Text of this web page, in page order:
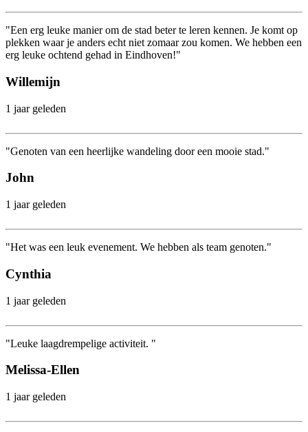
"Een erg leuke manier om de stad beter te leren kennen. Je komt op
plekken waar je anders echt niet zomaar zou komen. We hebben een
erg leuke ochtend gehad in Eindhoven!"
Willemijn
1 jaar geleden
"Genoten van een heerlijke wandeling door een mooie stad."
John
1 jaar geleden
"Het was een leuk evenement. We hebben als team genoten."
Cynthia
1 jaar geleden
"Leuke laagdrempelige activiteit. "
Melissa-Ellen
1 jaar geleden